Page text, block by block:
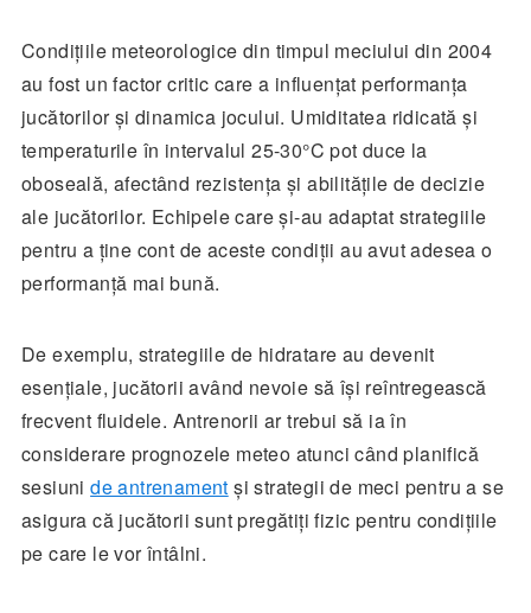
Condițiile meteorologice din timpul meciului din 2004
au fost un factor critic care a influențat performanța
jucătorilor și dinamica jocului. Umiditatea ridicată și
temperaturile în intervalul 25-30°C pot duce la
oboseală, afectând rezistența și abilitățile de decizie
ale jucătorilor. Echipele care și-au adaptat strategiile
pentru a ține cont de aceste condiții au avut adesea o
performanță mai bună.
De exemplu, strategiile de hidratare au devenit
esențiale, jucătorii având nevoie să își reîntregească
frecvent fluidele. Antrenorii ar trebui să ia în
considerare prognozele meteo atunci când planifică
sesiunide antrenament și strategii de meci pentru a se
asigura că jucătorii sunt pregătiți fizic pentru condițiile
pe care le vor întâlni.